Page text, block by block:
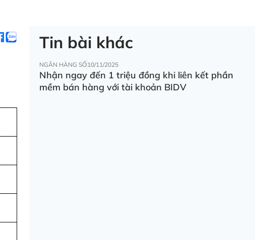
Tin bài khác
NGÂN HÀNG SỐ10/11/2025
Nhận ngay đến 1 triệu đồng khi liên kết phần
mềm bán hàng với tài khoản BIDV